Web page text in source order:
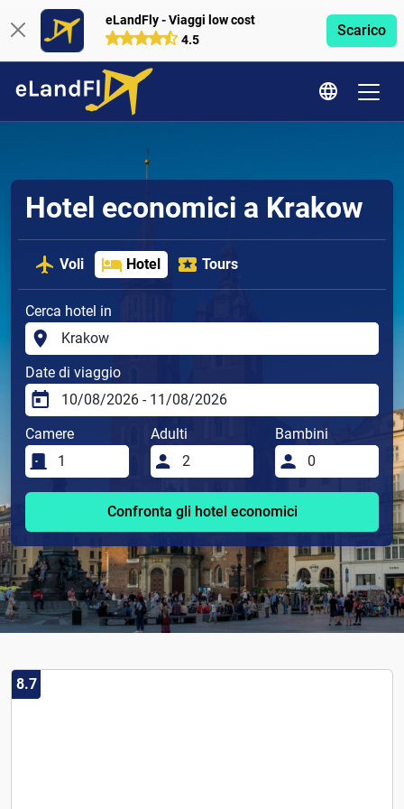
eLandFly - Viaggi low cost
4.5
Scarico
Hotel economici a Krakow
Voli Hotel Tours
Cerca hotel in
Date di viaggio
Camere Adulti Bambini
Confronta gli hotel economici
8.7